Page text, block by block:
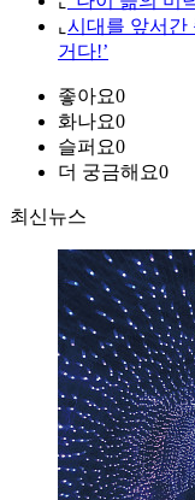
⌞ 시대를 앞서간
거다!’
좋아요0
화나요0
슬퍼요0
더 궁금해요0
최신뉴스